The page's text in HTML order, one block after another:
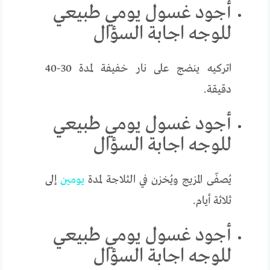
أجود غسول يومي طبيعي
للوجه اجابة السؤال
اتركيه ينضج على نار خفيفة لمدة 30-40
دقيقة.
أجود غسول يومي طبيعي
للوجه اجابة السؤال
يُصفّى المزيج ويُخزن في الثلاجة لمدةيومي ن إلى
ثلاثة أيام.
أجود غسول يومي طبيعي
للوجه اجابة السؤال